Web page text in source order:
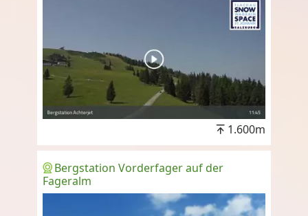
1.600m
Bergstation Vorderfager auf der
Fageralm